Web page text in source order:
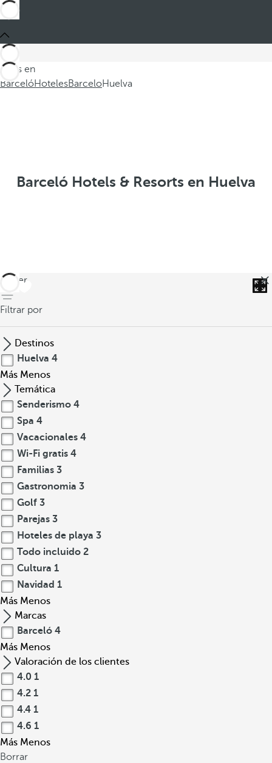
Estás en
BarcelóHotelesBarceloHuelva
Barceló Hotels & Resorts en Huelva
volver
Filtrar por
Destinos
Huelva 4
Más Menos
Temática
Senderismo 4
Spa 4
Vacacionales 4
Wi-Fi gratis 4
Familias 3
Gastronomia 3
Golf 3
Parejas 3
Hoteles de playa 3
Todo incluido 2
Cultura 1
Navidad 1
Más Menos
Marcas
Barceló 4
Más Menos
Valoración de los clientes
4.0 1
4.2 1
4.4 1
4.6 1
Más Menos
Borrar